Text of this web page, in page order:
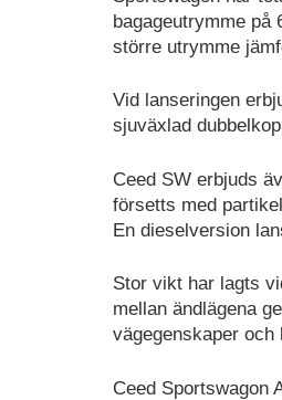
bagageutrymme på
större utrymme
Vid lanseringen
sjuväxlad
Ceed SW erbjuds
försetts med
En dieselversion
Stor vikt har lagts
mellan ändlägena
vägegenskaper
Ceed Sportswagon